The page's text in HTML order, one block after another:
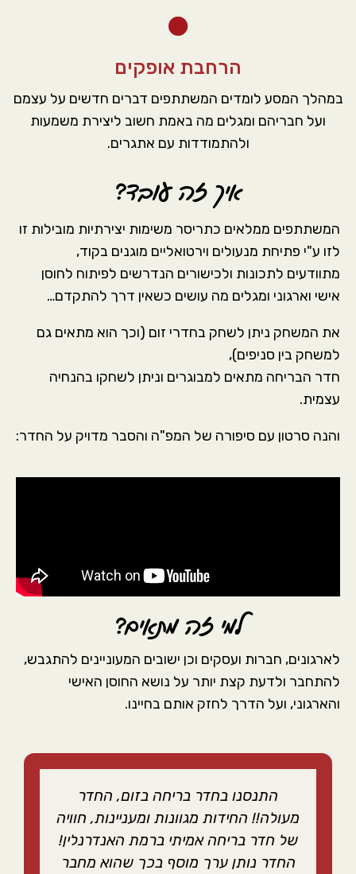
הרחבת אופקים
במהלך המסע לומדים המשתתפים דברים חדשים על עצמם
ועל חבריהם ומגלים מה באמת חשוב ליצירת משמעות
ולהתמודדות עם אתגרים.
איך זה עובד?
המשתתפים ממלאים כתריסר משימות יצירתיות מובילות זו
לזו ע"י פתיחת מנעולים וירטואליים מוגנים בקוד,
מתוודעים לתכונות ולכישורים הנדרשים לפיתוח לחוסן
אישי וארגוני ומגלים מה עושים כשאין דרך להתקדם…
את המשחק ניתן לשחק בחדרי זום (וכך הוא מתאים גם
למשחק בין סניפים),
חדר הבריחה מתאים למבוגרים וניתן לשחקו בהנחיה
עצמית.
והנה סרטון עם סיפורה של המפ"ה והסבר מדויק על החדר:
למי זה מתאים?
לארגונים, חברות ועסקים וכן ישובים המעוניינים להתגבש,
להתחבר ולדעת קצת יותר על נושא החוסן האישי
והארגוני, ועל הדרך לחזק אותם בחיינו.
התנסנו בחדר בריחה בזום, החדר
מעולה!! החידות מגוונות ומעניינות, חוויה
של חדר בריחה אמיתי ברמת האנדרנלין!
החדר נותן ערך מוסף בכך שהוא מחבר